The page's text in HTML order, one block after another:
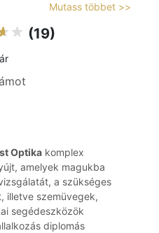
Mutass többet >>
(19)
Optika komplex
amelyek magukba
a szükséges
illetve szemüvegek,
segédeszközök
diplomás